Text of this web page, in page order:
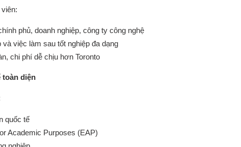
phủ, doanh nghiệp, công ty công nghệ
việc làm sau tốt nghiệp đa dạng
chi phí dễ chịu hơn Toronto
toàn diện
quốc tế
Academic Purposes (EAP)